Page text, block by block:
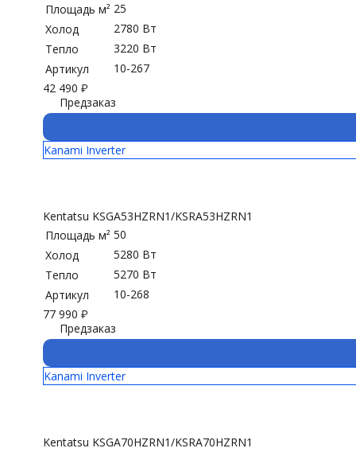
Площадь м² 25
Холод
2780 Вт
Тепло
3220 Вт
Артикул
10-267
42 490 ₽
Предзаказ
Kanami Inverter
Kentatsu KSGA53HZRN1/KSRA53HZRN1
Площадь м² 50
Холод
5280 Вт
Тепло
5270 Вт
Артикул
10-268
77 990 ₽
Предзаказ
Kanami Inverter
Kentatsu KSGA70HZRN1/KSRA70HZRN1